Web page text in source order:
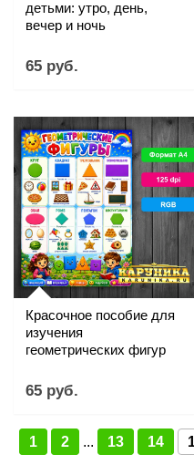
детьми: утро, день,
вечер и ночь
65 руб.
Красочное пособие для
изучения
геометрических фигур
65 руб.
1 2 ... 13 14